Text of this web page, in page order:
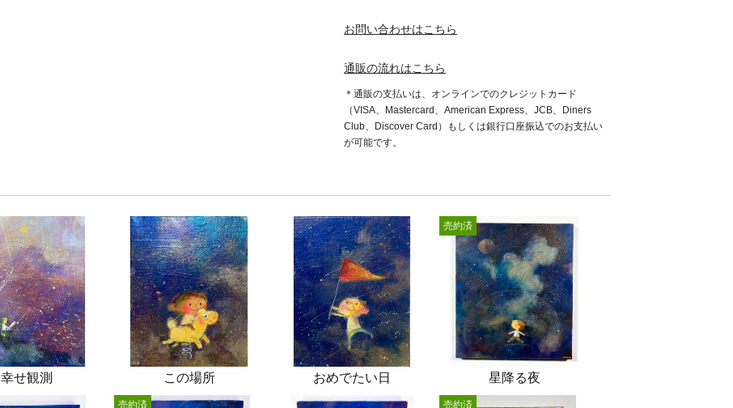
お問い合わせはこちら
通販の流れはこちら
＊通販の支払いは、オンラインでのクレジットカード
（VISA、Mastercard、American Express、JCB、Diners
Club、Discover Card）もしくは銀行口座振込でのお支払い
が可能です。
幸せ観測 この場所 おめでたい日 星降る夜
売約済
売約済 売約済